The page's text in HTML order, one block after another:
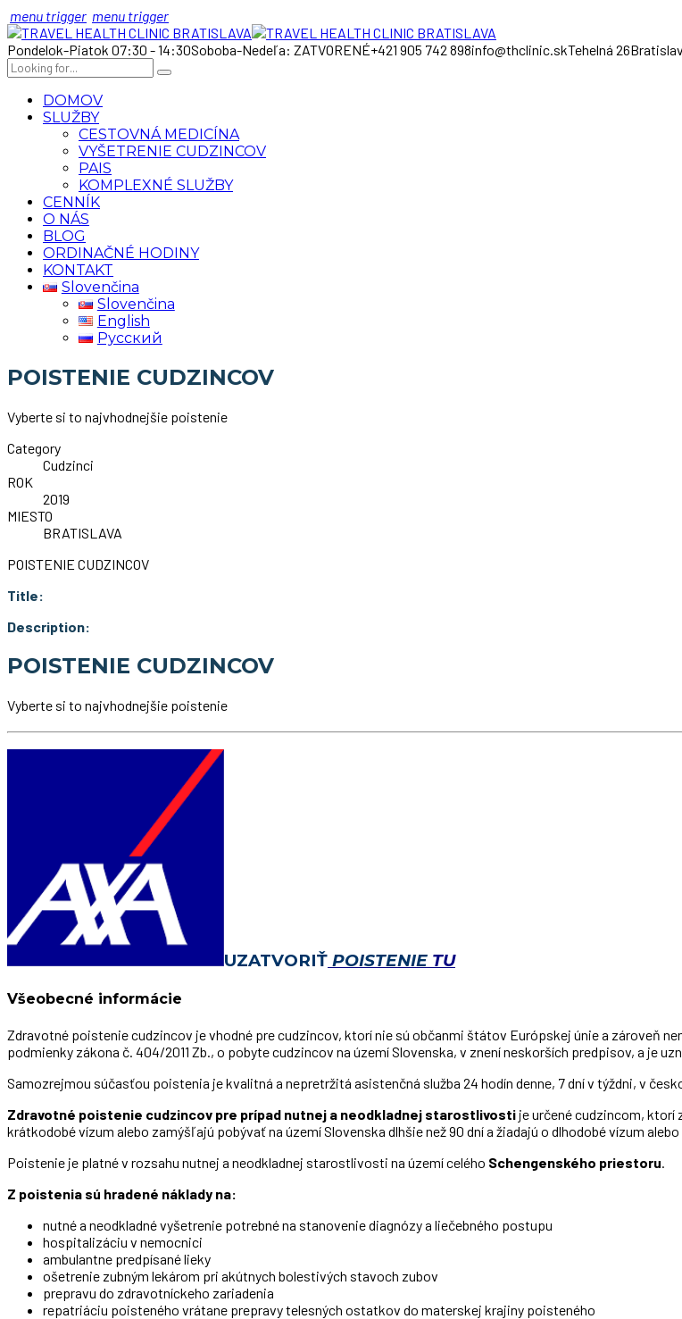
menu trigger menu trigger
Pondelok-Piatok 07:30 - 14:30Soboba-Nedeľa: ZATVORENÉ+421 905 742 898info@thclinic.skTehelná 26
DOMOV
SLUŽBY
CESTOVNÁ MEDICÍNA
VYŠETRENIE CUDZINCOV
PAIS
KOMPLEXNÉ SLUŽBY
CENNÍK
O NÁS
BLOG
ORDINAČNÉ HODINY
KONTAKT
Slovenčina
Slovenčina
English
Русский
POISTENIE CUDZINCOV
Vyberte si to najvhodnejšie poistenie
Category
Cudzinci
ROK
2019
MIESTO
BRATISLAVA
POISTENIE CUDZINCOV
Title:
Description:
POISTENIE CUDZINCOV
Vyberte si to najvhodnejšie poistenie
UZATVORIŤ POISTENIE TU
Všeobecné informácie
Zdravotné poistenie cudzincov je vhodné pre cudzincov, ktorí nie sú občanmi štátov Európskej únie a zároveň
podmienky zákona č. 404/2011 Zb., o pobyte cudzincov na území Slovenska, v znení neskorších predpisov, a je
Samozrejmou súčasťou poistenia je kvalitná a nepretržitá asistenčná služba 24 hodín denne, 7 dní v týždni, v
Zdravotné poistenie cudzincov pre prípad nutnej a neodkladnej starostlivosti je určené cudzincom, ktorí
krátkodobé vízum alebo zamýšľajú pobývať na území Slovenska dlhšie než 90 dní a žiadajú o dlhodobé vízum alebo
Poistenie je platné v rozsahu nutnej a neodkladnej starostlivosti na území celého Schengenského priestoru
Z poistenia sú hradené náklady na:
nutné a neodkladné vyšetrenie potrebné na stanovenie diagnózy a liečebného postupu
hospitalizáciu v nemocnici
ambulantne predpísané lieky
ošetrenie zubným lekárom pri akútnych bolestivých stavoch zubov
prepravu do zdravotníckeho zariadenia
repatriáciu poisteného vrátane prepravy telesných ostatkov do materskej krajiny poisteného